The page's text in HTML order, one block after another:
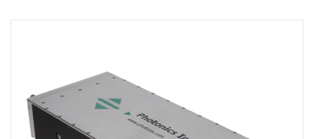
工・
断・
溶
接